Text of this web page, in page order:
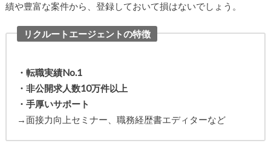
績や豊富な案件から、登録しておいて損はないでしょう。
リクルートエージェントの特徴
・転職実績No.1
・非公開求人数10万件以上
・手厚いサポート
→面接力向上セミナー、職務経歴書エディターなど